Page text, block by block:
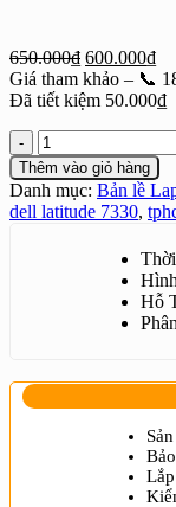
650.000₫ Giá
gốc
là:
600.000₫Giá
tại
Giá tham khảo – 📞
Đã tiết kiệm 50.000₫
Bản
Lề
Laptop
Dell
Latitude
Thêm vào giỏ hàng
Danh mục: Bản lề
dell latitude 7330,
Hỗ